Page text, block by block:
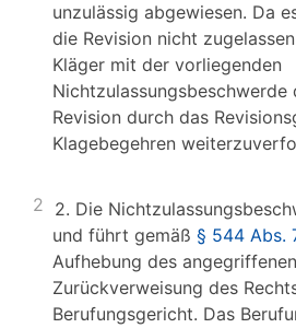
unzulässig abgewiesen. Da
die Revision nicht
Kläger mit der vorliegenden
Nichtzulassungsbeschwerde
Revision durch das
Klagebegehren
2 2. Die
und führt gemäß § 544 Abs.
Aufhebung des
Zurückverweisung des
Berufungsgericht. Das